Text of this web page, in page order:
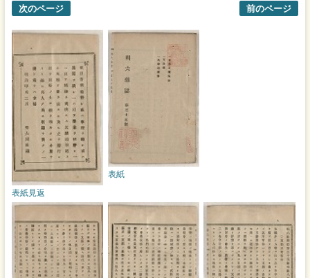
次のページ 前のページ
表紙
表紙見返